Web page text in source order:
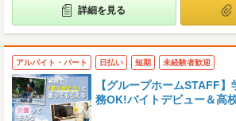
詳細を見る
アルバイト・パート 日払い 短期 未経験者歓迎
【グループホームSTAFF
務OK!バイトデビュー＆高